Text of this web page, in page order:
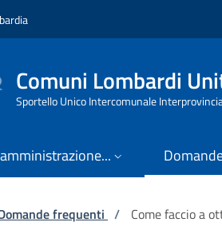
Comuni Lombardi
Sportello Unico Intercomunale
di pane
frequenti / Come faccio a